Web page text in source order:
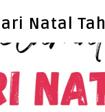
Natal